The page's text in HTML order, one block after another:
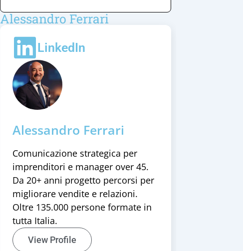
Alessandro Ferrari
LinkedIn
Alessandro Ferrari
Comunicazione strategica per
imprenditori e manager over 45.
Da 20+ anni progetto percorsi per
migliorare vendite e relazioni.
Oltre 135.000 persone formate in
tutta Italia.
View Profile